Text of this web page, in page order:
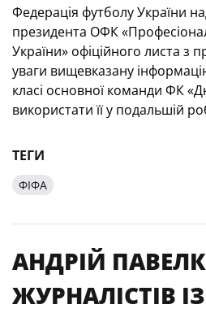
Федерація футболу України
президента ОФК
України» офіційного листа з
уваги вищевказану
класі основної команди ФК
використати її у подальшій
ТЕГИ
ФІФА
АНДРІЙ
ЖУРНАЛІСТІВ ІЗ